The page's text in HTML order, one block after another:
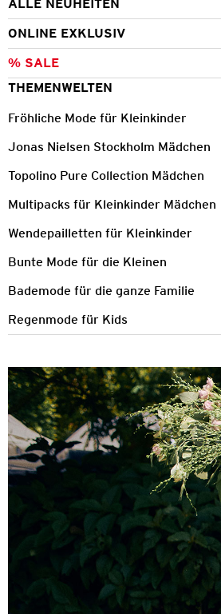
ALLE NEUHEITEN
ONLINE EXKLUSIV
% SALE
THEMENWELTEN
Fröhliche Mode für Kleinkinder
Jonas Nielsen Stockholm Mädchen
Topolino Pure Collection Mädchen
Multipacks für Kleinkinder Mädchen
Wendepailletten für Kleinkinder
Bunte Mode für die Kleinen
Bademode für die ganze Familie
Regenmode für Kids